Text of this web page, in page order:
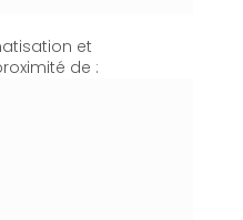
et
de :